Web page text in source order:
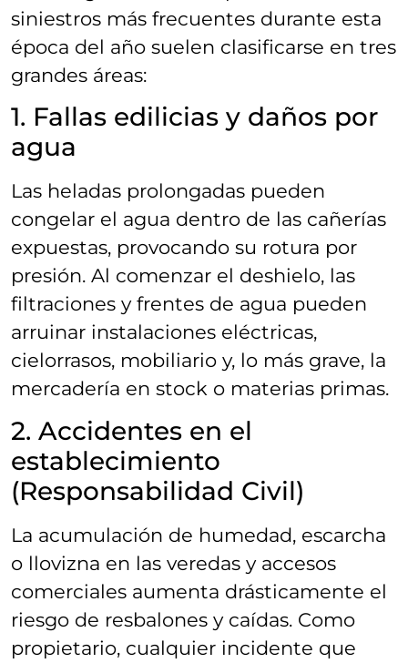
siniestros más frecuentes durante esta
época del año suelen clasificarse en tres
grandes áreas:
1. Fallas edilicias y daños por
agua
Las heladas prolongadas pueden
congelar el agua dentro de las cañerías
expuestas, provocando su rotura por
presión. Al comenzar el deshielo, las
filtraciones y frentes de agua pueden
arruinar instalaciones eléctricas,
cielorrasos, mobiliario y, lo más grave, la
mercadería en stock o materias primas.
2. Accidentes en el
establecimiento
(Responsabilidad Civil)
La acumulación de humedad, escarcha
o llovizna en las veredas y accesos
comerciales aumenta drásticamente el
riesgo de resbalones y caídas. Como
propietario, cualquier incidente que